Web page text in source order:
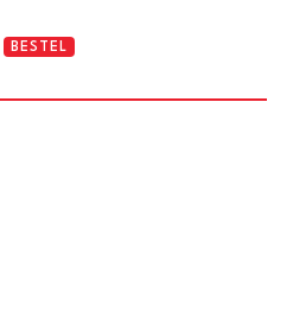
Internationaal
BESTEL